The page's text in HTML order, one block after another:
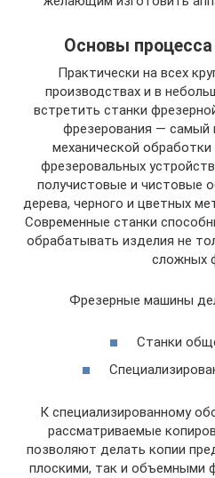
Основы
Практически на всех
производствах и в
встретить станки
фрезерования — самый
механической
фрезеровальных
получистовые и чистовые
дерева, черного и цветных
Современные станки
обрабатывать изделия не
сложных
Фрезерные машины
Станки
К специализированному
рассматриваемые
позволяют делать копии
плоскими, так и объемными